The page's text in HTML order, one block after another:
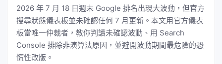
2026 年 7 月 18 日週末 Google 排名出現大波動，但官方
搜尋狀態儀表板並未確認任何 7 月更新。本文用官方儀表
板當唯一仲裁者，教你判讀未確認波動、用 Search
Console 排除非演算法原因，並避開波動期間最危險的恐
慌性改版。